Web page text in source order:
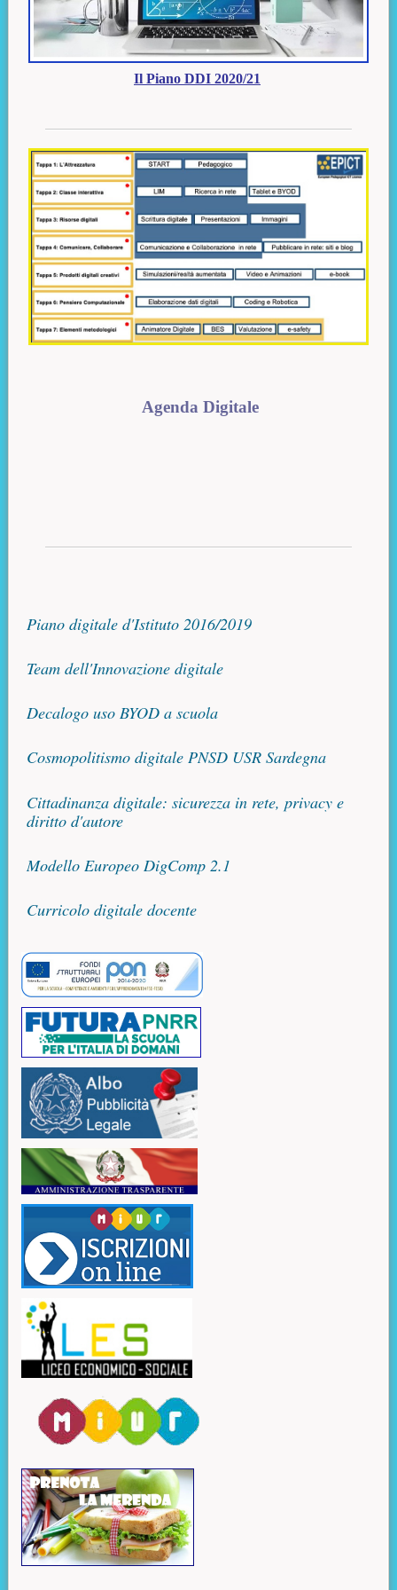
Il Piano DDI 2020/21
Agenda Digitale
Piano digitale d'Istituto 2016/2019
Team dell'Innovazione digitale
Decalogo uso BYOD a scuola
Cosmopolitismo digitale PNSD USR Sardegna
Cittadinanza digitale: sicurezza in rete, privacy e
diritto d'autore
Modello Europeo DigComp 2.1
Curricolo digitale docente
Risorse aggiuntive (colonna di destra)